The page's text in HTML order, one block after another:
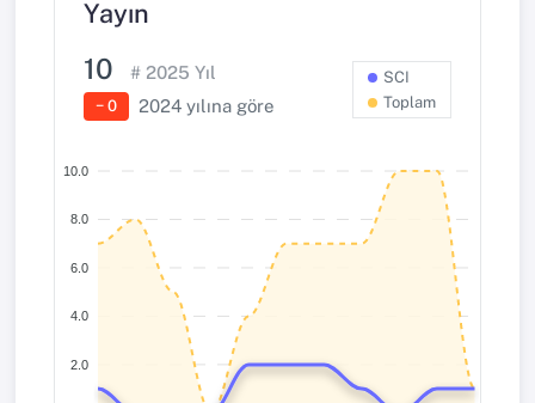
Yayın
10 # 2025 Yıl
− 0 2024 yılına göre
SCI
Toplam
10.0
8.0
6.0
4.0
2.0